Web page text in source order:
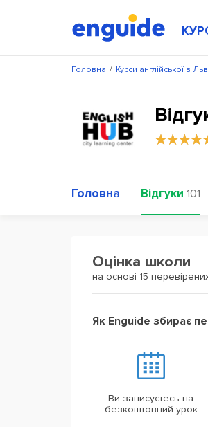
/
Головна Курси англійської в
Головна Відгуки 101
Оцінка школи
на основі 15 перевірених
Як Enguide збирає
Ви записуєтесь на
безкоштовний урок